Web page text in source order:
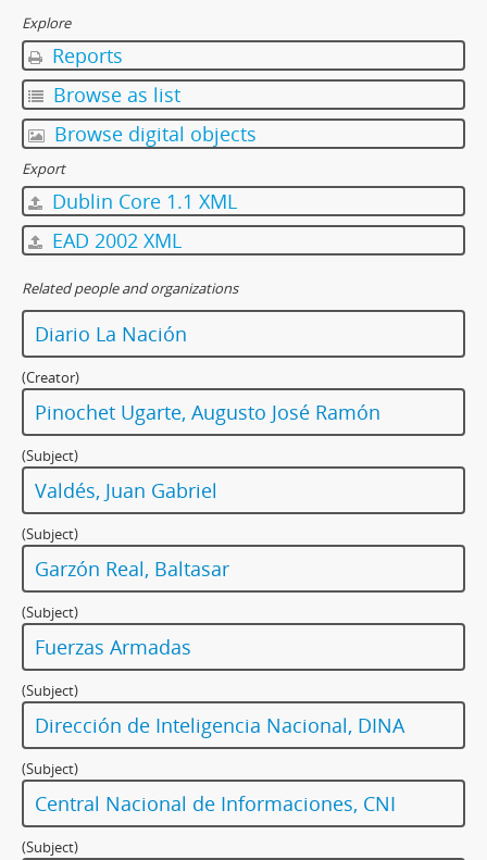
Explore
Reports
Browse as list
Browse digital objects
Export
Dublin Core 1.1 XML
EAD 2002 XML
Related people and organizations
Diario La Nación
(Creator)
Pinochet Ugarte, Augusto José Ramón
(Subject)
Valdés, Juan Gabriel
(Subject)
Garzón Real, Baltasar
(Subject)
Fuerzas Armadas
(Subject)
Dirección de Inteligencia Nacional, DINA
(Subject)
Central Nacional de Informaciones, CNI
(Subject)